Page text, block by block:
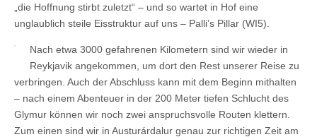
„die Hoffnung stirbt zuletzt“ – und so wartet in Hof eine
unglaublich steile Eisstruktur auf uns – Palli’s Pillar (WI5).
Nach etwa 3000 gefahrenen Kilometern sind wir wieder in
Reykjavik angekommen, um dort den Rest unserer Reise zu
verbringen. Auch der Abschluss kann mit dem Beginn mithalten
– nach einem Abenteuer in der 200 Meter tiefen Schlucht des
Glymur können wir noch zwei anspruchsvolle Routen klettern.
Zum einen sind wir in Austurárdalur genau zur richtigen Zeit am